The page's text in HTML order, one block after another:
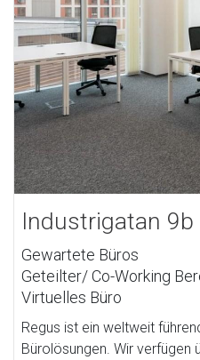
Industrigatan 9b
Gewartete Büros
Geteilter/ Co-Working
Virtuelles Büro
Regus ist ein weltweit
Bürolösungen. Wir verfügen